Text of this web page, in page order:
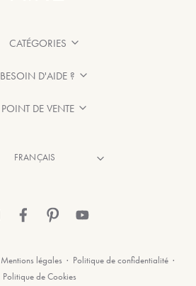
CATÉGORIES
BESOIN D'AIDE ?
POINT DE VENTE
Mentions légales · Politique de confidentialité ·
Politique de Cookies